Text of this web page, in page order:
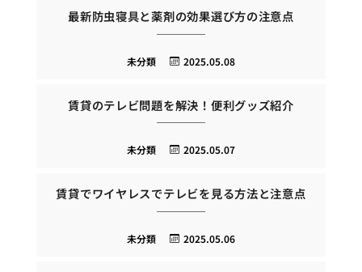
最新防虫寝具と薬剤の効果選び方の注意点
2025.05.08
未分類
賃貸のテレビ問題を解決！便利グッズ紹介
2025.05.07
未分類
賃貸でワイヤレスでテレビを見る方法と注意点
2025.05.06
未分類